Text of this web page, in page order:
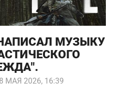
МУЗЫКУ
МАЯ 2026, 16:39